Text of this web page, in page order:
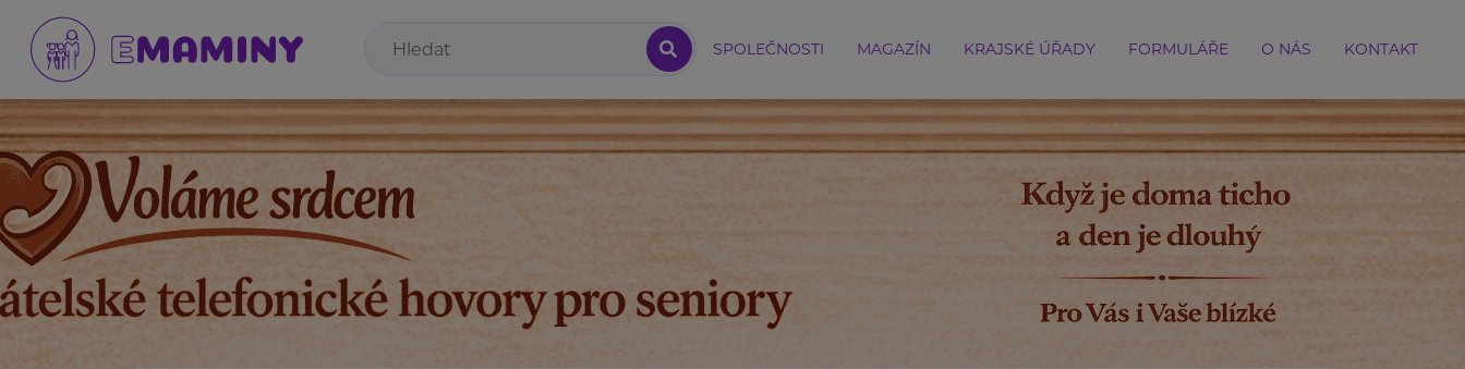
SPOLEČNOSTI MAGAZÍN KRAJSKÉ ÚŘADY FORMULÁŘE O NÁS KONTAKT